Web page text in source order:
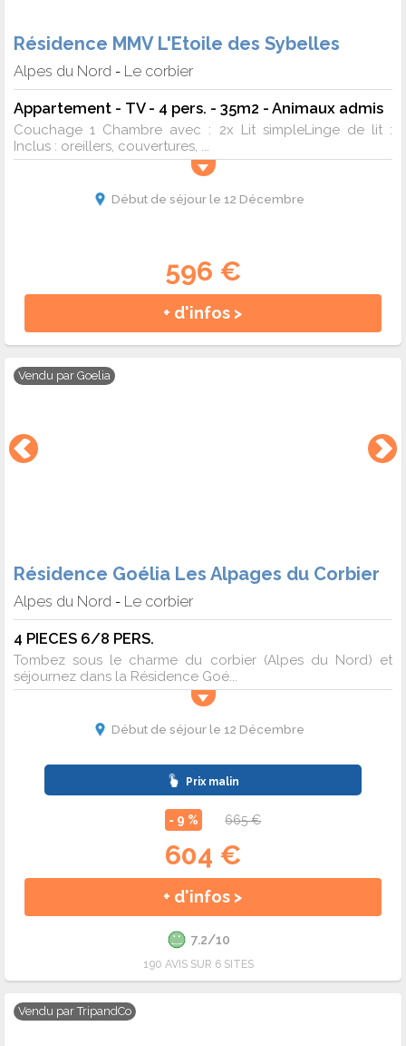
Résidence MMV L'Etoile des Sybelles
Alpes du Nord - Le corbier
Appartement - TV - 4 pers. - 35m2 - Animaux admis
Couchage 1 Chambre avec : 2x Lit simpleLinge de lit :
Inclus : oreillers, couvertures, ...
Début de séjour le 12 Décembre
596 €
+ d'infos >
Vendu par Goelia
Résidence Goélia Les Alpages du Corbier
Alpes du Nord - Le corbier
4 PIECES 6/8 PERS.
Tombez sous le charme du corbier (Alpes du Nord) et
séjournez dans la Résidence Goé...
Début de séjour le 12 Décembre
Prix malin
- 9 % 665 €
604 €
+ d'infos >
7.2/10
190 AVIS SUR 6 SITES
Vendu parTripandCo